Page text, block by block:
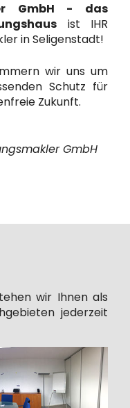
GmbH - das
ist IHR
in Seligenstadt!
wir uns um
Schutz für
Zukunft.
GmbH
wir Ihnen als
jederzeit